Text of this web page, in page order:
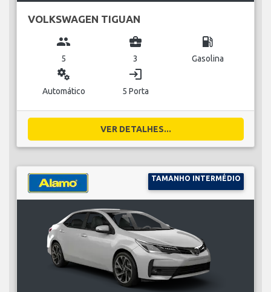
VOLKSWAGEN TIGUAN
group
5
business_center
3
local_gas_station
Gasolina
miscellaneous_services
Automático
login
5 Porta
VER DETALHES...
TAMANHO INTERMÉDIO